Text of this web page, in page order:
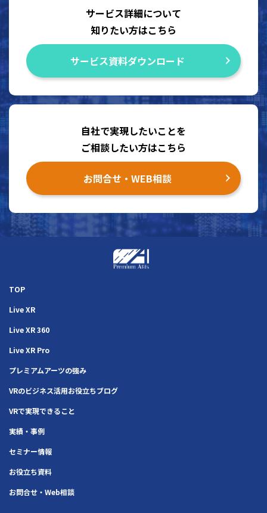
サービス詳細について
知りたい方はこちら
サービス資料ダウンロード
自社で実現したいことを
ご相談したい方はこちら
お問合せ・WEB相談
TOP
Live XR
Live XR 360
Live XR Pro
プレミアムアーツの強み
VRのビジネス活用お役立ちブログ
VRで実現できること
実績・事例
セミナー情報
お役立ち資料
お問合せ・Web相談